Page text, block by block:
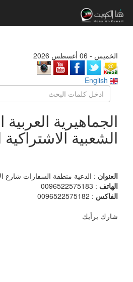
الخميس - 06 أغسطس 2026
الجماهيرية العربية
الشعبية
العنوان : الدعية منطقة السفارات شارع
الهاتف : 0096522575183
الفاكس : 0096522575182
شارك برأيك